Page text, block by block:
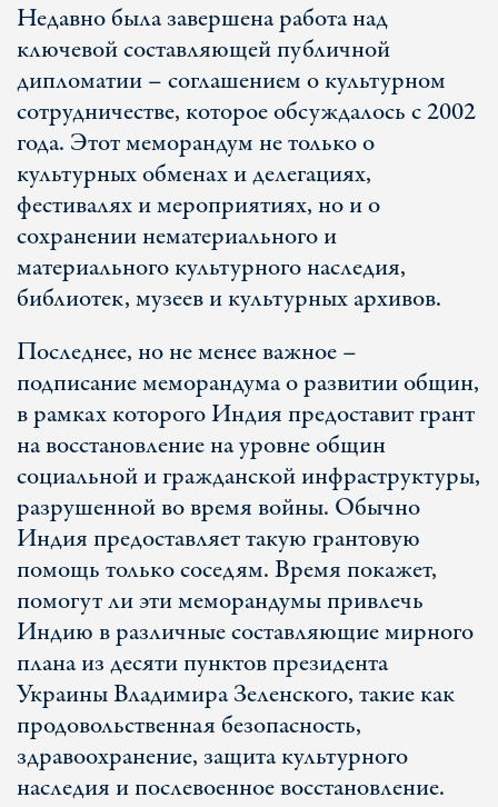
Недавно была завершена работа над
ключевой составляющей публичной
дипломатии – соглашением о культурном
сотрудничестве, которое обсуждалось с 2002
года. Этот меморандум не только о
культурных обменах и делегациях,
фестивалях и мероприятиях, но и о
сохранении нематериального и
материального культурного наследия,
библиотек, музеев и культурных архивов.
Последнее, но не менее важное –
подписание меморандума о развитии общин,
в рамках которого Индия предоставит грант
на восстановление на уровне общин
социальной и гражданской инфраструктуры,
разрушенной во время войны. Обычно
Индия предоставляет такую грантовую
помощь только соседям. Время покажет,
помогут ли эти меморандумы привлечь
Индию в различные составляющие мирного
плана из десяти пунктов президента
Украины Владимира Зеленского, такие как
продовольственная безопасность,
здравоохранение, защита культурного
наследия и послевоенное восстановление.